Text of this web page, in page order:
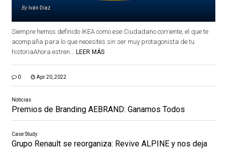
By Iván Díaz
Siempre hemos definido IKEA como ese Ciudadano corriente, el que te
acompaña para lo que necesites sin ser muy protagonista de tu
historiaAhora estren... LEER MÁS
0 Apr 20, 2022
Noticias
Premios de Branding AEBRAND: Ganamos Todos
Case Study
Grupo Renault se reorganiza: Revive ALPINE y nos deja